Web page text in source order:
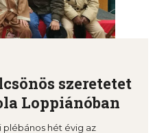
szeretetet
Loppiánóban
plébános hét évig az